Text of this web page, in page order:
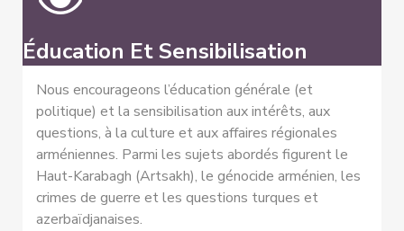
Éducation Et Sensibilisation
Nous encourageons l’éducation générale (et
politique) et la sensibilisation aux intérêts, aux
questions, à la culture et aux affaires régionales
arméniennes. Parmi les sujets abordés figurent le
Haut-Karabagh (Artsakh), le génocide arménien, les
crimes de guerre et les questions turques et
azerbaïdjanaises.